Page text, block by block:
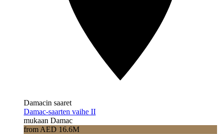
Damacin saaret
Damac-saarten vaihe II
mukaan Damac
from AED 16.6M